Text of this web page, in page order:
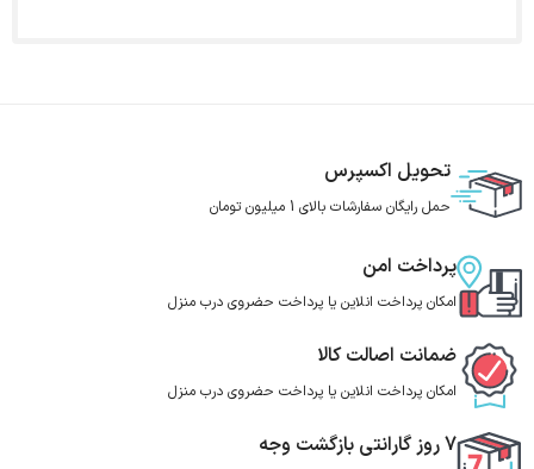
تحویل اکسپرس
حمل رایگان سفارشات بالای 1 میلیون تومان
پرداخت امن
امکان پرداخت انلاین یا پرداخت حضروی درب منزل
ضمانت اصالت کالا
امکان پرداخت انلاین یا پرداخت حضروی درب منزل
7 روز گارانتی بازگشت وجه